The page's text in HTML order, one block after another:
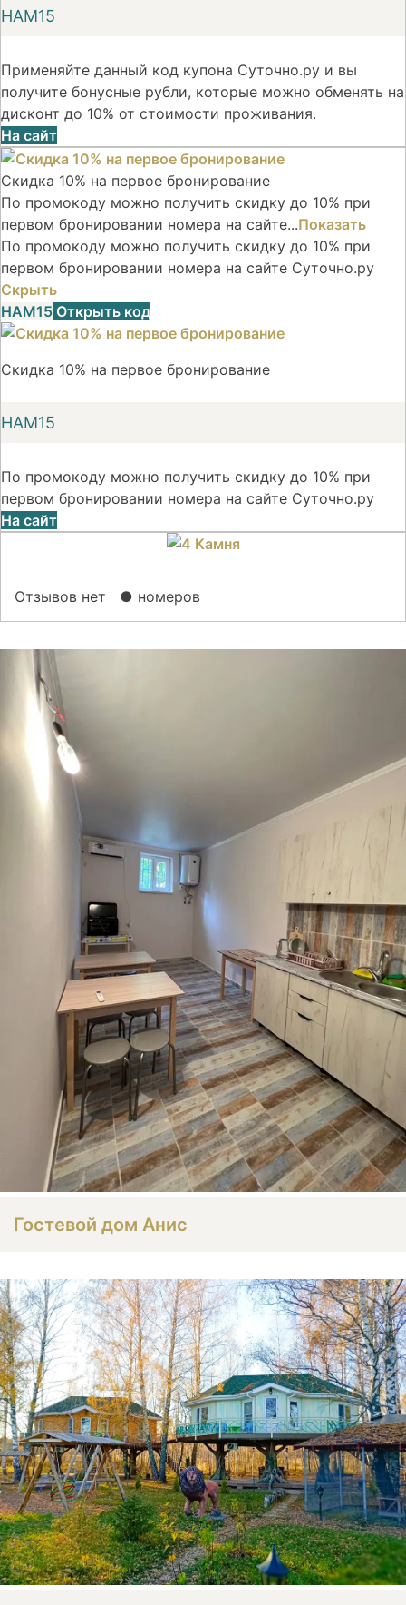
НАМ15
Применяйте данный код купона Суточно.ру и вы
получите бонусные рубли, которые можно обменять на
дисконт до 10% от стоимости проживания.
На сайт
Скидка 10% на первое бронирование
По промокоду можно получить скидку до 10% при
первом бронировании номера на сайте...Показать
По промокоду можно получить скидку до 10% при
первом бронировании номера на сайте Суточно.ру
Скрыть
НАМ15 Открыть код
Скидка 10% на первое бронирование
НАМ15
По промокоду можно получить скидку до 10% при
первом бронировании номера на сайте Суточно.ру
На сайт
Отзывов нет ● номеров
Гостевой дом Анис